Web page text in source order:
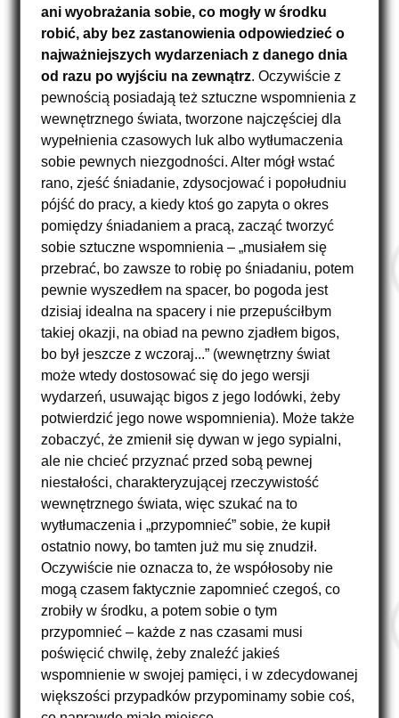
ani wyobrażania sobie, co mogły w środku
robić, aby bez zastanowienia odpowiedzieć o
najważniejszych wydarzeniach z danego dnia
od razu po wyjściu na zewnątrz. Oczywiście z
pewnością posiadają też sztuczne wspomnienia z
wewnętrznego świata, tworzone najczęściej dla
wypełnienia czasowych luk albo wytłumaczenia
sobie pewnych niezgodności. Alter mógł wstać
rano, zjeść śniadanie, zdysocjować i popołudniu
pójść do pracy, a kiedy ktoś go zapyta o okres
pomiędzy śniadaniem a pracą, zacząć tworzyć
sobie sztuczne wspomnienia – „musiałem się
przebrać, bo zawsze to robię po śniadaniu, potem
pewnie wyszedłem na spacer, bo pogoda jest
dzisiaj idealna na spacery i nie przepuściłbym
takiej okazji, na obiad na pewno zjadłem bigos,
bo był jeszcze z wczoraj...” (wewnętrzny świat
może wtedy dostosować się do jego wersji
wydarzeń, usuwając bigos z jego lodówki, żeby
potwierdzić jego nowe wspomnienia). Może także
zobaczyć, że zmienił się dywan w jego sypialni,
ale nie chcieć przyznać przed sobą pewnej
niestałości, charakteryzującej rzeczywistość
wewnętrznego świata, więc szukać na to
wytłumaczenia i
(w
cudzysłowie)
„przypomnieć” sobie, że kupił
ostatnio nowy, bo tamten już mu się znudził.
Oczywiście nie oznacza to, że współosoby nie
mogą czasem faktycznie zapomnieć czegoś, co
zrobiły w środku, a potem sobie o tym
przypomnieć – każde z nas czasami musi
poświęcić chwilę, żeby znaleźć jakieś
wspomnienie w swojej pamięci, i w zdecydowanej
większości przypadków przypominamy sobie coś,